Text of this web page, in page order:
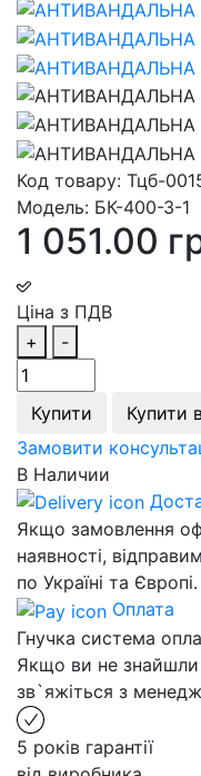
Код товару: Тцб-
Модель: БК-400-З-1
1 051.00
Ціна з ПДВ
+
-
Купити
Купити
Замовити
В Наличии
Якщо замовлення
наявності,
по Україні та Європі.
Оплата
Гнучка система
Якщо ви не знайшли
зв`яжіться з
5 років гарантії